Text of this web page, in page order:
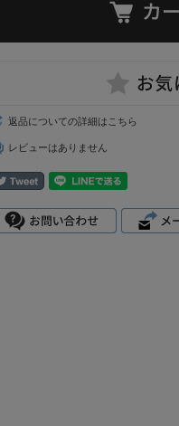
返品についての詳細はこちら
レビューはありません